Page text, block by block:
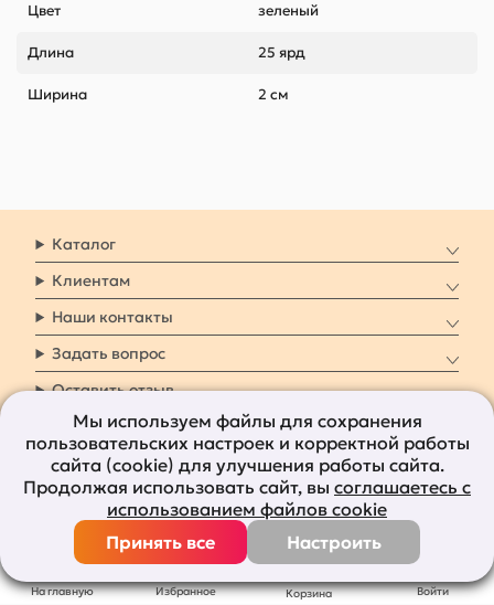
На главную Избранное Корзина Войти
Цвет зеленый
Длина 25 ярд
Ширина 2 см
Каталог
Клиентам
Наши контакты
Задать вопрос
Оставить отзыв
8 800 7009 161 Заказать звонок
Наши социальные
сети
Все права защищены © 2011-2026bolshepodarkov.ru
Мы используем файлы для сохранения
пользовательских настроек и корректной работы
сайта (cookie) для улучшения работы сайта.
Продолжая использовать сайт, вы соглашаетесь с
использованием файлов cookie
Принять все
Настроить